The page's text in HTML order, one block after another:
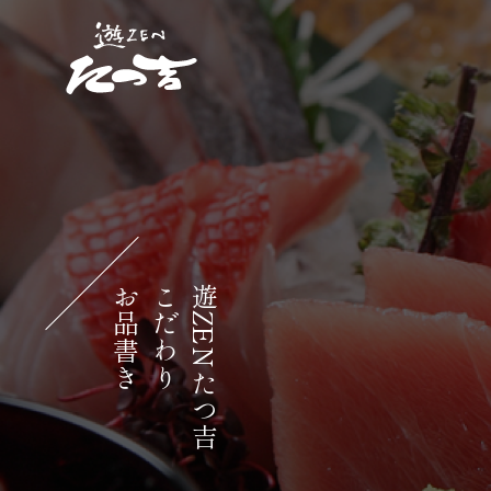
遊ZENたつ吉
こだわり
お品書き